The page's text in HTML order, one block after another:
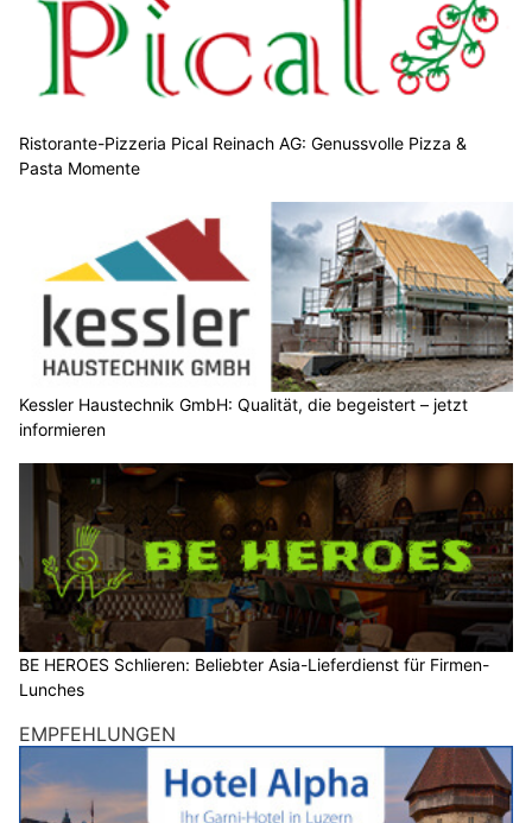
Ristorante-Pizzeria Pical Reinach AG: Genussvolle Pizza &
Pasta Momente
Kessler Haustechnik GmbH: Qualität, die begeistert – jetzt
informieren
BE HEROES Schlieren: Beliebter Asia-Lieferdienst für Firmen-
Lunches
EMPFEHLUNGEN